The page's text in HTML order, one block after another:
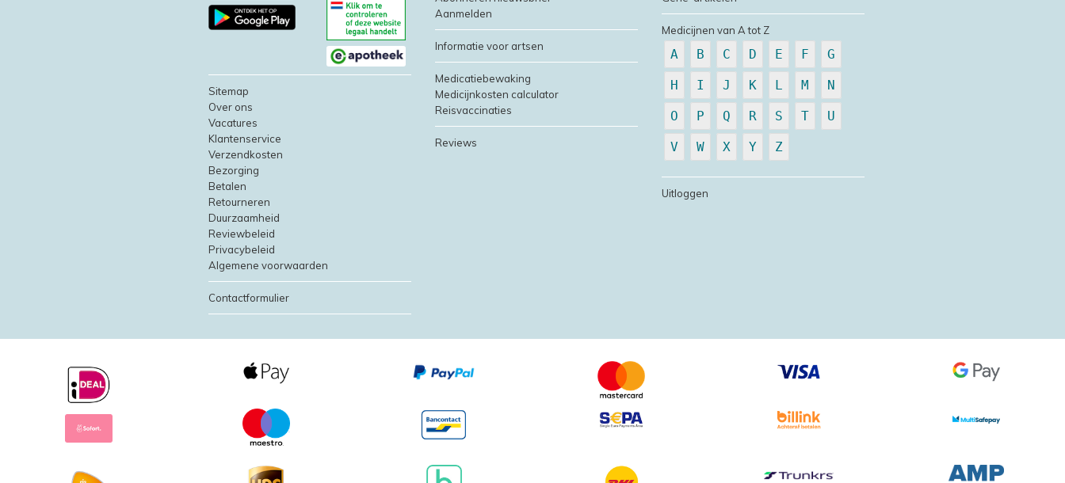
Sitemap
Over ons
Vacatures
Klantenservice
Verzendkosten
Bezorging
Betalen
Retourneren
Duurzaamheid
Reviewbeleid
Privacybeleid
Algemene voorwaarden
Contactformulier
Aanmelden
Informatie voor artsen
Medicatiebewaking
Medicijnkosten calculator
Reisvaccinaties
Reviews
Medicijnen van A tot Z
A B C D E F G
H I J K L M N
O P Q R S T U
V W X Y Z
Uitloggen